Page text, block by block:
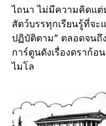
ไถนา ไม่มีความคิดแต่
สัตว์บรรทุกเรียนรู้ที่จะ
ปฏิบัติตาม” ตลอดจนถึ
การ์ตูนดังเรื่องดราก้
ไมโล